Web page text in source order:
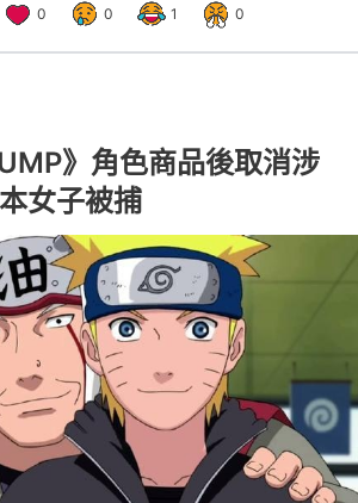
0 0 1 0
》角色商品後取消涉
女子被捕